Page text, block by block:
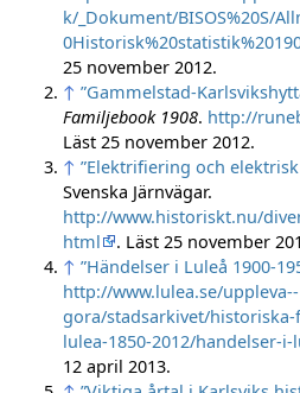
k/_Dokument/BISOS%20S/
25 november 2012.
↑ ”Gammelstad-
Familjebook 1908. http://
Läst 25 november 2012.
↑ ”Elektrifiering och
Svenska Järnvägar.
http://www.historiskt.nu/
html
. Läst 25 november
↑ ”Händelser i Luleå 1900-
http://www.lulea.se/uppleva--
gora/stadsarkivet/
lulea-1850-2012/handelser-
12 april 2013.